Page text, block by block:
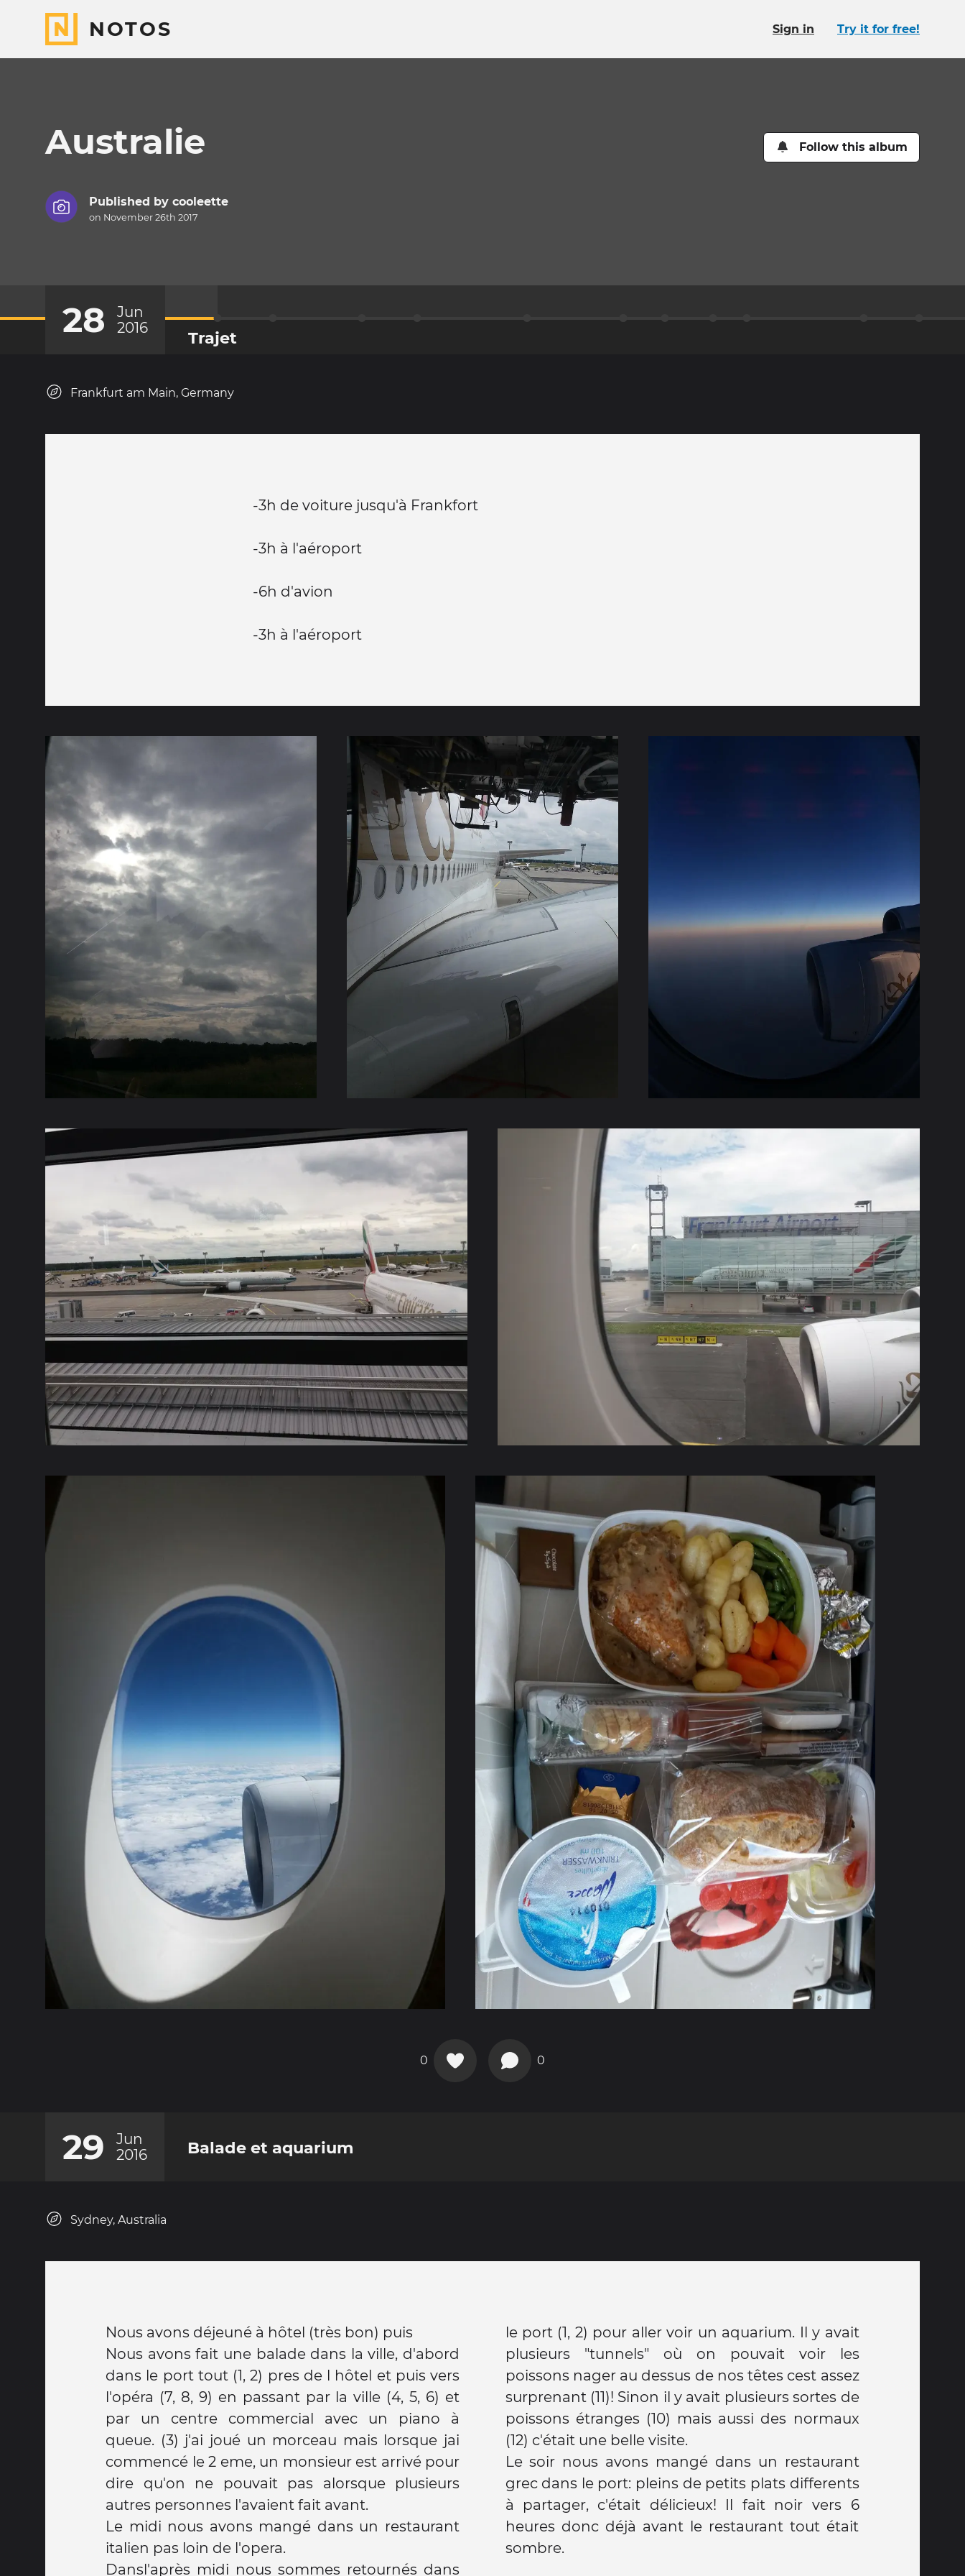
NOTOS Sign in Try it for free!
Australie Follow this album
Published by cooleette
on November 26th 2017
28
Jun
2016
Trajet
Frankfurt am Main, Germany
-3h de voiture jusqu'à Frankfort
-3h à l'aéroport
-6h d'avion
-3h à l'aéroport
0 0
29
Jun
2016
Balade et aquarium
Sydney, Australia
Nous avons déjeuné à hôtel (très bon) puis
Nous avons fait une balade dans la ville, d'abord
dans le port tout (1, 2) pres de l hôtel et puis vers
l'opéra (7, 8, 9) en passant par la ville (4, 5, 6) et
par un centre commercial avec un piano à
queue. (3) j'ai joué un morceau mais lorsque jai
commencé le 2 eme, un monsieur est arrivé pour
dire qu'on ne pouvait pas alorsque plusieurs
autres personnes l'avaient fait avant.
Le midi nous avons mangé dans un restaurant
italien pas loin de l'opera.
Dansl'après midi nous sommes retournés dans
le port (1, 2) pour aller voir un aquarium. Il y avait
plusieurs "tunnels" où on pouvait voir les
poissons nager au dessus de nos têtes cest assez
surprenant (11)! Sinon il y avait plusieurs sortes de
poissons étranges (10) mais aussi des normaux
(12) c'était une belle visite.
Le soir nous avons mangé dans un restaurant
grec dans le port: pleins de petits plats differents
à partager, c'était délicieux! Il fait noir vers 6
heures donc déjà avant le restaurant tout était
sombre.